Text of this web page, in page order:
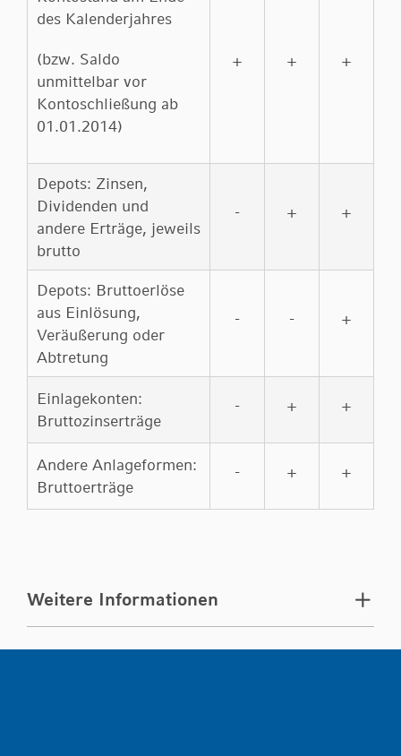
des Kalenderjahres
(bzw. Saldo
unmittelbar vor
Kontoschließung ab
01.01.2014)
+ + +
Depots: Zinsen,
Dividenden und
andere Erträge, jeweils
brutto
- + +
Depots: Bruttoerlöse
aus Einlösung,
Veräußerung oder
Abtretung
- - +
Einlagekonten:
Bruttozinserträge
- + +
Andere Anlageformen:
Bruttoerträge
- + +
Weitere Informationen